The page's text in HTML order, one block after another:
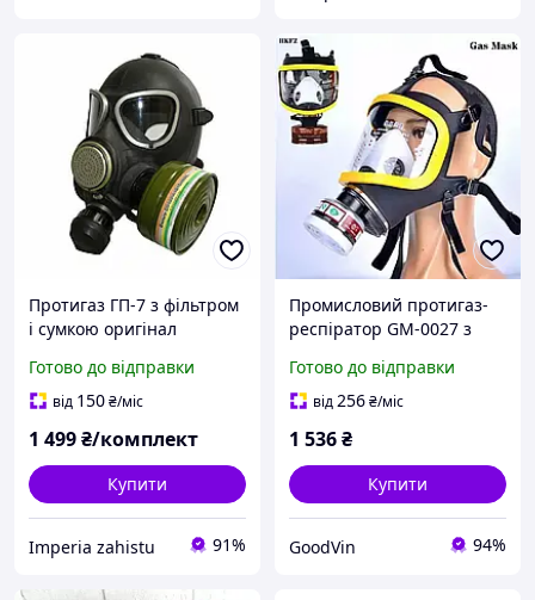
Протигаз ГП-7 з фільтром
і сумкою оригінал
Готово до відправки
від 150₴/міс
1 499₴/комплект
Купити
Imperia zahistu 91%
Промисловий протигаз-
респіратор GM-0027 з
(без насоса)
Готово до відправки
від256₴/міс
1 536₴
Купити
GoodVin 94%